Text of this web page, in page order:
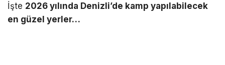
İşte 2026 yılında Denizli’de kamp yapılabilecek
en güzel yerler…